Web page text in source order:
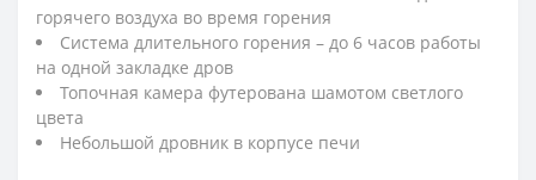
горячего воздуха во время горения
Система длительного горения – до 6 часов работы
на одной закладке дров
Топочная камера футерована шамотом светлого
цвета
Небольшой дровник в корпусе печи